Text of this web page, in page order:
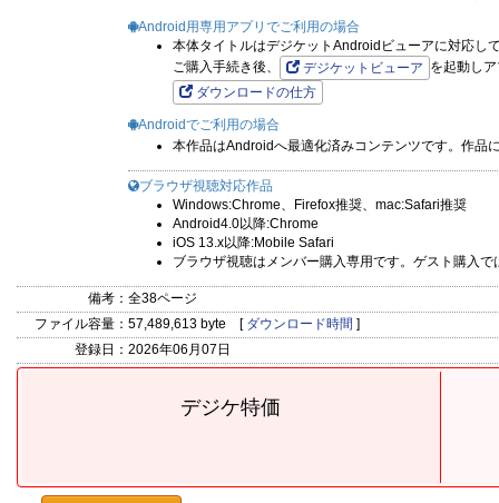
Android用専用アプリでご利用の場合
本体タイトルはデジケットAndroidビューアに対応し
ご購入手続き後、
デジケットビューア を起動し
ダウンロードの仕方
Androidでご利用の場合
本作品はAndroidへ最適化済みコンテンツです。作品
ブラウザ視聴対応作品
Windows:Chrome、Firefox推奨、mac:Safari推奨
Android4.0以降:Chrome
iOS 13.x以降:Mobile Safari
ブラウザ視聴はメンバー購入専用です。ゲスト購入
備考： 全38ページ
ファイル容量： 57,489,613 byte [ ダウンロード時間 ]
登録日： 2026年06月07日
デジケ特価